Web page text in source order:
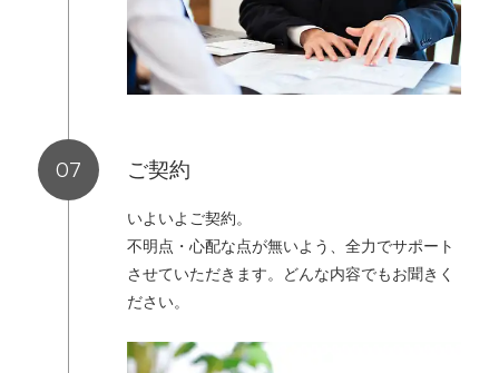
ご契約
いよいよご契約。
不明点・心配な点が無いよう、全力でサポート
させていただきます。どんな内容でもお聞きく
ださい。